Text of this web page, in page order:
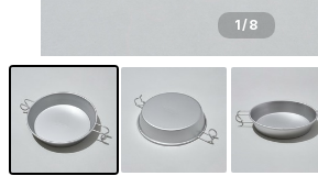
1/8